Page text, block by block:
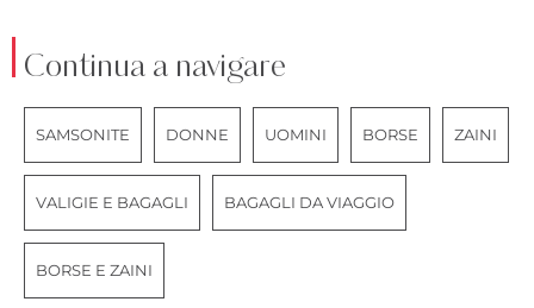
Continua a navigare
SAMSONITE DONNE UOMINI BORSE ZAINI
VALIGIE E BAGAGLI BAGAGLI DA VIAGGIO
BORSE E ZAINI